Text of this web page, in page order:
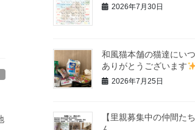
2026年7月30日
和風猫本舗の猫達にい
ありがとうございます
2026年7月25日
【里親募集中の仲間た